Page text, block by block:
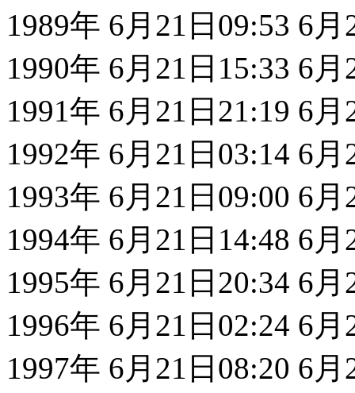
1989年 6月21日09:53 6
1990年 6月21日15:33 6
1991年 6月21日21:19 6
1992年 6月21日03:14 6
1993年 6月21日09:00 6
1994年 6月21日14:48 6
1995年 6月21日20:34 6
1996年 6月21日02:24 6
1997年 6月21日08:20 6